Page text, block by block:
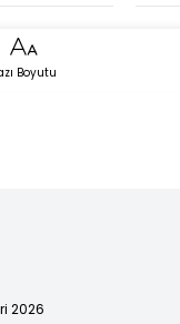
Boyutu
2026